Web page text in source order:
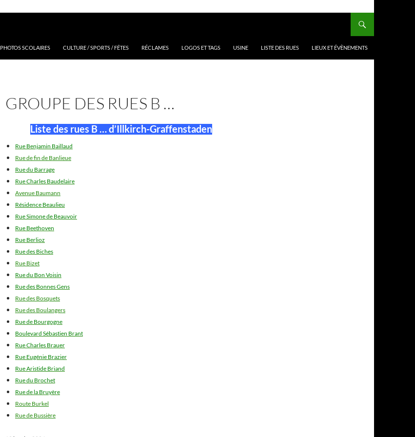
PHOTOS SCOLAIRES CULTURE / SPORTS / FÊTES RÉCLAMES LOGOS ET TAGS USINE LISTE DES RUES LIEUX ET ÉVÈNEMENTS
GROUPE DES RUES B …
Liste des rues B … d’Illkirch-Graffenstaden
Rue Benjamin Baillaud
Rue de fin de Banlieue
Rue du Barrage
Rue Charles Baudelaire
Avenue Baumann
Résidence Beaulieu
Rue Simone de Beauvoir
Rue Beethoven
Rue Berlioz
Rue des Biches
Rue Bizet
Rue du Bon Voisin
Rue des Bonnes Gens
Rue des Bosquets
Rue des Boulangers
Rue de Bourgogne
Boulevard Sébastien Brant
Rue Charles Brauer
Rue Eugénie Brazier
Rue Aristide Briand
Rue du Brochet
Rue de la Bruyère
Route Burkel
Rue de Bussière